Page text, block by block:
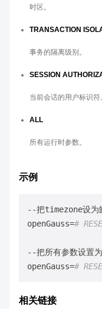
时区。
TRANSACTION
事务的隔离级别。
SESSION
当前会话的用户标识符
ALL
所有运行时参数。
示例
--把timezone设为
openGauss=#
--把所有参数设置为
openGauss=#
相关链接